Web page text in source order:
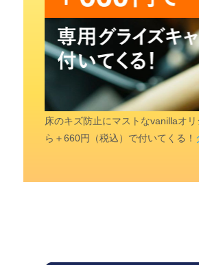
床のキズ防止にマストなvanillaオ
ら＋660円（税込）で付いてくる！